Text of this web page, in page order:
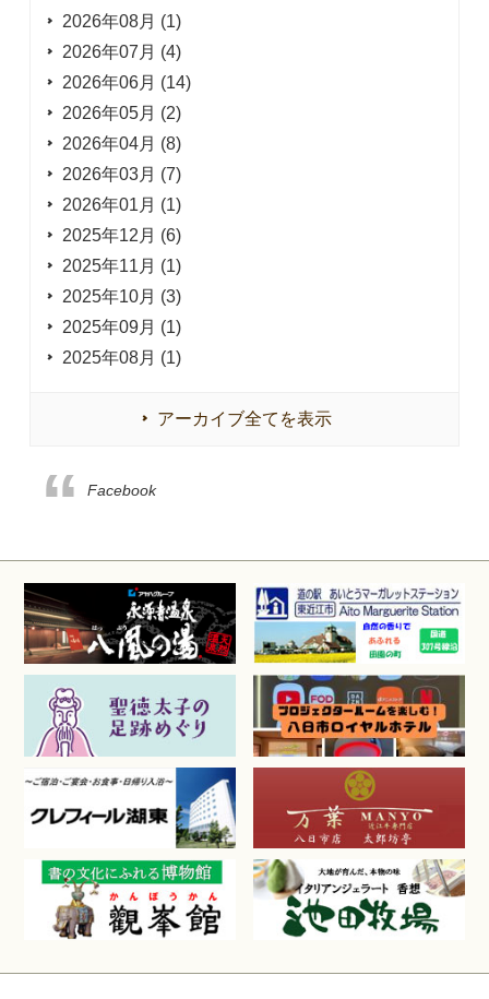
2026年08月 (1)
2026年07月 (4)
2026年06月 (14)
2026年05月 (2)
2026年04月 (8)
2026年03月 (7)
2026年01月 (1)
2025年12月 (6)
2025年11月 (1)
2025年10月 (3)
2025年09月 (1)
2025年08月 (1)
アーカイブ全てを表示
Facebook